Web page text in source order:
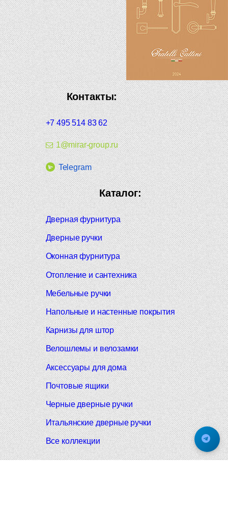
Контакты:
+7 495 514 83 62
1@mirar-group.ru
Telegram
Каталог:
Дверная фурнитура
Дверные ручки
Оконная фурнитура
Отопление и сантехника
Мебельные ручки
Напольные и настенные покрытия
Карнизы для штор
Велошлемы и велозамки
Аксессуары для дома
Почтовые ящики
Черные дверные ручки
Итальянские дверные ручки
Все коллекции